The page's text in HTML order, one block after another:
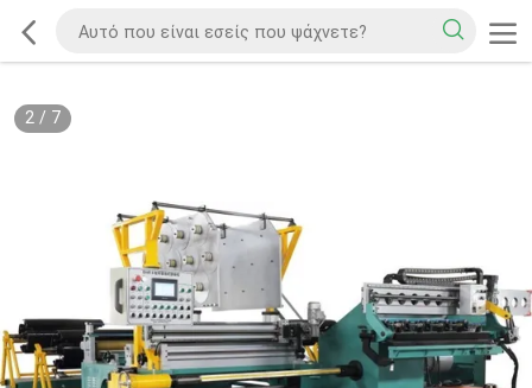
2/ 7